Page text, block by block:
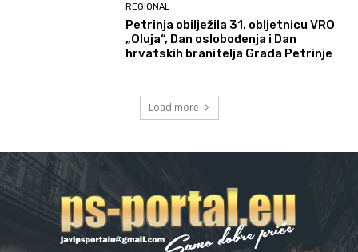
REGIONAL
Petrinja obilježila 31. obljetnicu VRO
„Oluja“, Dan oslobođenja i Dan
hrvatskih branitelja Grada Petrinje
Load more